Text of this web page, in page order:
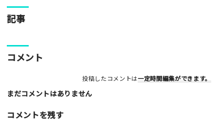
記事
コメント
投稿したコメントは一定時間編集ができます。
まだコメントはありません
コメントを残す